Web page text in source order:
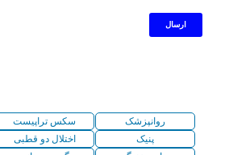
روانپزشک سکس تراپیست
پنیک
اختلال دو قطبی